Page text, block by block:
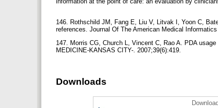
146. Rothschild JM, Fang E, Liu V, Litvak I, Yoon C,
references. Journal Of The American Medical
147. Morris CG, Church L, Vincent C, Rao A. PDA
MEDICINE-KANSAS CITY-. 2007;39(6):419.
Downloads